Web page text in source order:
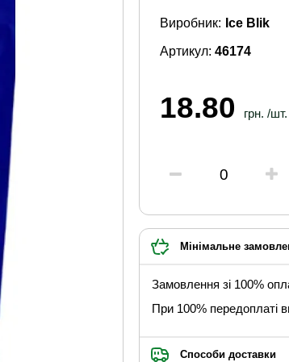
Артикул: 46174
Виробник: Ice Blik
18.80 грн. /шт.
Мінімальне
Замовлення зі 100%
При 100% передоплаті
Способи доставки